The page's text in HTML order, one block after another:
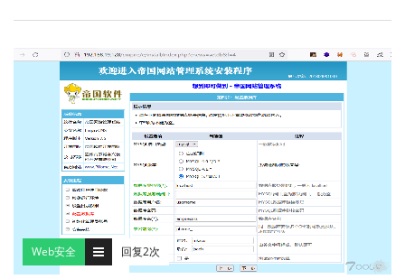
Web安全 回复2次